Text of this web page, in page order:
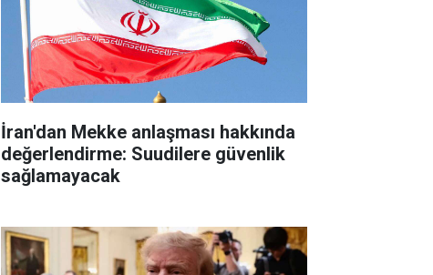
İran'dan Mekke anlaşması hakkında
değerlendirme: Suudilere güvenlik
sağlamayacak